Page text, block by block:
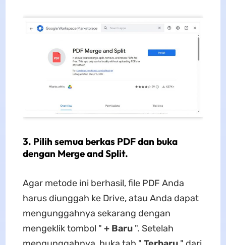
3. Pilih semua berkas PDF dan buka
dengan Merge and Split.
Agar metode ini berhasil, file PDF Anda
harus diunggah ke Drive, atau Anda dapat
mengunggahnya sekarang dengan
mengeklik tombol " + Baru". Setelah